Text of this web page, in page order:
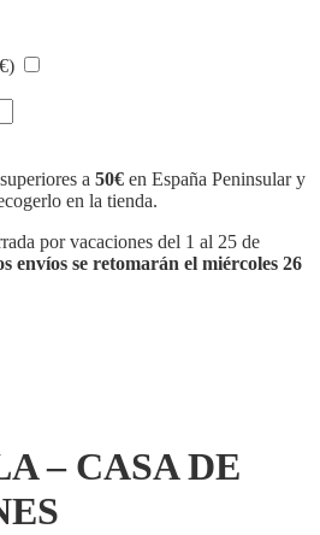
€)
a 50€ en España Peninsular y
en la tienda.
por vacaciones del 1 al 25 de
envíos se retomarán el miércoles 26
– CASA DE